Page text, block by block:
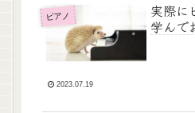
ピアノ
実際に
学んで
2023.07.19